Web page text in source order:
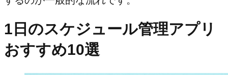
1日のスケジュール管理アプリ
おすすめ10選